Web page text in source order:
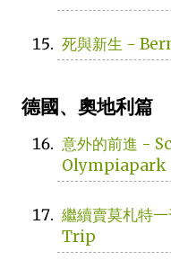
死與新生 -
德國、奧地利篇
意外的前進 -
Olympiapark
繼續賣莫札特
Trip